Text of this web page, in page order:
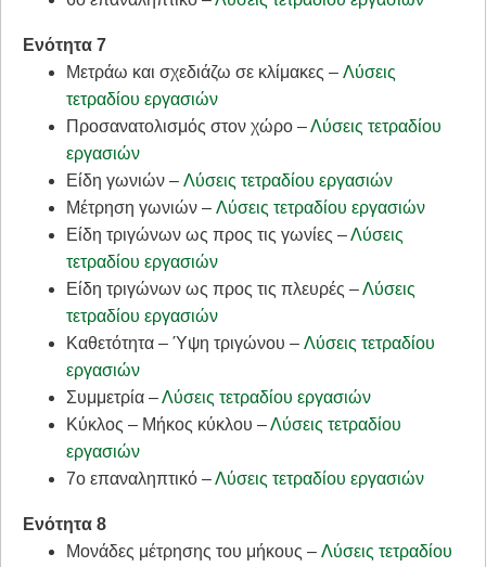
Ενότητα 7
Μετράω και σχεδιάζω σε κλίμακες – Λύσεις
τετραδίου εργασιών
Προσανατολισμός στον χώρο –Λύσεις τετραδίου
εργασιών
Είδη γωνιών – Λύσεις τετραδίου εργασιών
Μέτρηση γωνιών – Λύσεις τετραδίου εργασιών
Είδη τριγώνων ως προς τις γωνίες –Λύσεις
τετραδίου εργασιών
Είδη τριγώνων ως προς τις πλευρές –Λύσεις
τετραδίου εργασιών
Καθετότητα – Ύψη τριγώνου – Λύσεις τετραδίου
εργασιών
Συμμετρία –Λύσεις τετραδίου εργασιών
Κύκλος – Μήκος κύκλου –Λύσεις τετραδίου
εργασιών
7ο επαναληπτικό –Λύσεις τετραδίου εργασιών
Ενότητα 8
Μονάδες μέτρησης του μήκους – Λύσεις τετραδίου